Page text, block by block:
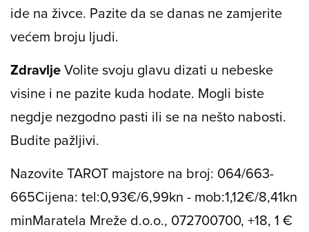
ide na živce. Pazite da se danas ne zamjerite
većem broju ljudi.
ZdravljeVolite svoju glavu dizati u nebeske
visine i ne pazite kuda hodate. Mogli biste
negdje nezgodno pasti ili se na nešto nabosti.
Budite pažljivi.
Nazovite TAROT majstore na broj: 064/663-
665Cijena: tel:0,93€/6,99kn - mob:1,12€/8,41kn
minMaratela Mreže d.o.o., 072700700, +18, 1 €